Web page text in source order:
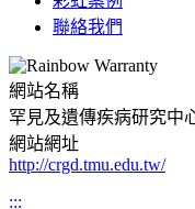
聯絡我們
網站名稱
罕見及遺傳疾病研究中
網站網址
http://crgd.tmu.edu.tw/
:::